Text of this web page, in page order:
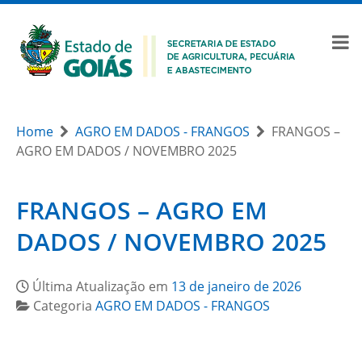
Home AGRO EM DADOS - FRANGOS
FRANGOS –
AGRO EM DADOS / NOVEMBRO 2025
FRANGOS – AGRO EM
DADOS / NOVEMBRO 2025
Última Atualização em 13 de janeiro de 2026
Categoria AGRO EM DADOS - FRANGOS